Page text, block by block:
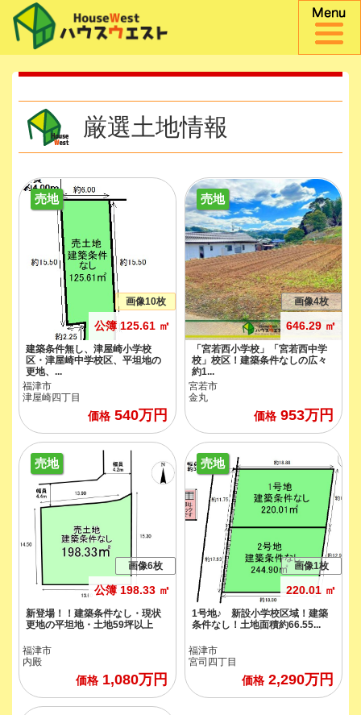
厳選土地情報
売地
公簿 125.61 ㎡
画像10枚
建築条件無し、津屋崎小学校
区・津屋崎中学校区、平坦地の
更地、...
福津市
津屋崎四丁目
価格540万円
売地
646.29 ㎡
画像4枚
「宮若西小学校」「宮若西中学
校」校区！建築条件なしの広々
約1...
宮若市
金丸
価格953万円
売地
公簿 198.33 ㎡
画像6枚
新登場！！建築条件なし・現状
更地の平坦地・土地59坪以上
福津市
内殿
価格1,080万円
売地
220.01 ㎡
画像1枚
1号地♪ 新設小学校区域！建築
条件なし！土地面積約66.55...
福津市
宮司四丁目
価格2,290万円